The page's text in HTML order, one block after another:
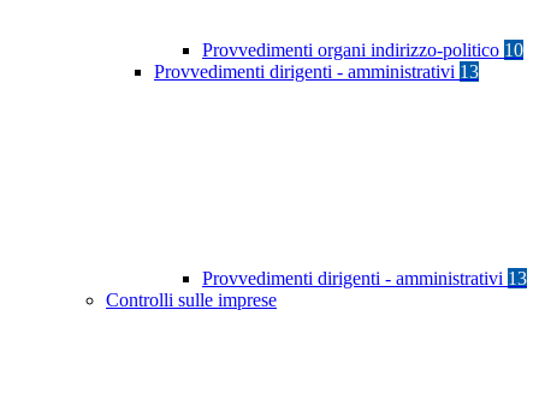
Provvedimenti organi indirizzo-politico 10
Provvedimenti dirigenti - amministrativi 13
Provvedimenti dirigenti - amministrativi 13
Controlli sulle imprese